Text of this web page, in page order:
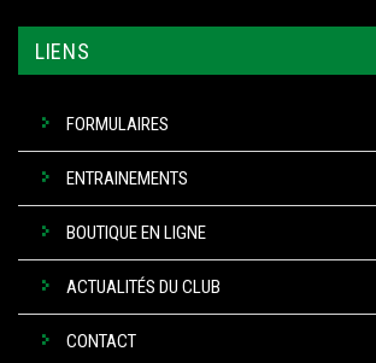
LIENS
FORMULAIRES
ENTRAINEMENTS
BOUTIQUE EN LIGNE
ACTUALITÉS DU CLUB
CONTACT